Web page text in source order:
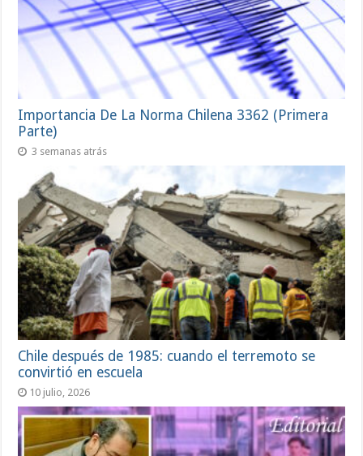
Importancia De La Norma Chilena 3362 (Primera
Parte)
3 semanas atrás
Chile después de 1985: cuando el terremoto se
convirtió en escuela
10 julio, 2026